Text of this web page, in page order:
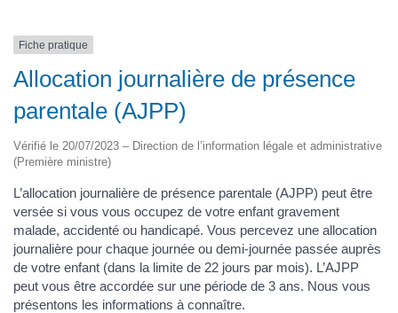
Fiche pratique
Allocation journalière de présence
parentale (AJPP)
Vérifié le 20/07/2023 – Direction de l’information légale et administrative
(Première ministre)
L’allocation journalière de présence parentale (AJPP) peut être
versée si vous vous occupez de votre enfant gravement
malade, accidenté ou handicapé. Vous percevez une allocation
journalière pour chaque journée ou demi-journée passée auprès
de votre enfant (dans la limite de 22 jours par mois). L’AJPP
peut vous être accordée sur une période de 3 ans. Nous vous
présentons les informations à connaître.